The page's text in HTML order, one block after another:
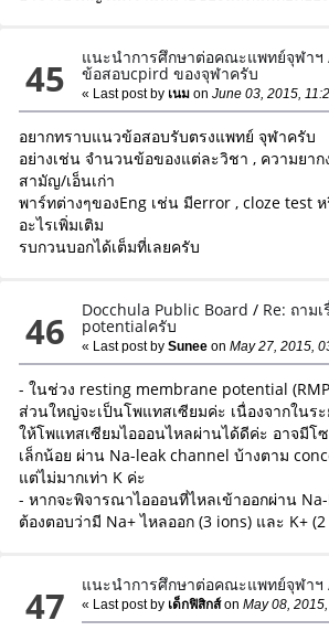
45 แนะนำการศึกษาต่อคณะแพทย์จุฬาฯ
ข้อสอบcpird ของจุฬาครับ
« Last post by เนมon June 03, 2015,
อยากทราบแนวข้อสอบรับตรงแพทย์ จุฬาครับ
อย่างเช่น จำนวนข้อของแต่ละวิชา , ความยาก
สามัญ/เอ็นเก่า
พาร์ทต่างๆของEng เช่น มีerror , cloze test
อะไรเพิ่มเติม
รบกวนบอกได้เต็มที่เลยครับ
46 Docchula Public Board / Re: ถาม
potentialครับ
« Last post bySuneeon May 27, 2015,
- ในช่วง resting membrane potential
ส่วนใหญ่จะเป็นโพแทสเซียมค่ะ เนื่องจากในร
ให้โพแทสเซียมไอออนไหลผ่านได้ดีค่ะ อาจมีโ
เล็กน้อย ผ่าน Na-leak channel บ้างตาม
แต่ไม่มากเท่า K ค่ะ
- หากจะพิจารณาไอออนที่ไหลเข้าออกผ่าน Na-
ต้องตอบว่ามี Na+ ไหลออก (3 ions) และ K+
47 แนะนำการศึกษาต่อคณะแพทย์จุฬาฯ
« Last post by เด็กฟิสิกส์on May 08,